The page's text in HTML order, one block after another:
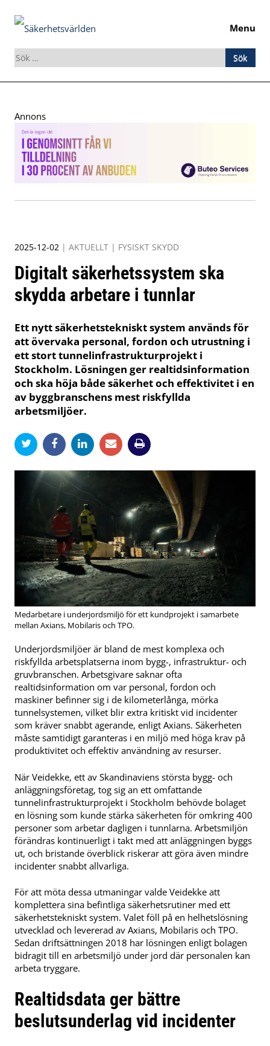
Menu
Sök
efter:
to
content
Annons
2025-12-02 | AKTUELLT | FYSISKT SKYDD
Digitalt säkerhetssystem ska
skydda arbetare i tunnlar
Ett nytt säkerhetstekniskt system används för
att övervaka personal, fordon och utrustning i
ett stort tunnelinfrastrukturprojekt i
Stockholm. Lösningen ger realtidsinformation
och ska höja både säkerhet och effektivitet i en
av byggbranschens mest riskfyllda
arbetsmiljöer.
Medarbetare i underjordsmiljö för ett kundprojekt i samarbete
mellan Axians, Mobilaris och TPO.
Underjordsmiljöer är bland de mest komplexa och
riskfyllda arbetsplatserna inom bygg-, infrastruktur- och
gruvbranschen. Arbetsgivare saknar ofta
realtidsinformation om var personal, fordon och
maskiner befinner sig i de kilometerlånga, mörka
tunnelsystemen, vilket blir extra kritiskt vid incidenter
som kräver snabbt agerande, enligt Axians. Säkerheten
måste samtidigt garanteras i en miljö med höga krav på
produktivitet och effektiv användning av resurser.
När Veidekke, ett av Skandinaviens största bygg- och
anläggningsföretag, tog sig an ett omfattande
tunnelinfrastrukturprojekt i Stockholm behövde bolaget
en lösning som kunde stärka säkerheten för omkring 400
personer som arbetar dagligen i tunnlarna. Arbetsmiljön
förändras kontinuerligt i takt med att anläggningen byggs
ut, och bristande överblick riskerar att göra även mindre
incidenter snabbt allvarliga.
För att möta dessa utmaningar valde Veidekke att
komplettera sina befintliga säkerhetsrutiner med ett
säkerhetstekniskt system. Valet föll på en helhetslösning
utvecklad och levererad av Axians, Mobilaris och TPO.
Sedan driftsättningen 2018 har lösningen enligt bolagen
bidragit till en arbetsmiljö under jord där personalen kan
arbeta tryggare.
Realtidsdata ger bättre
beslutsunderlag vid incidenter